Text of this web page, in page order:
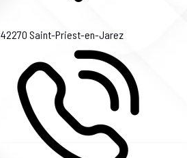
42270 Saint-Priest-en-Jarez